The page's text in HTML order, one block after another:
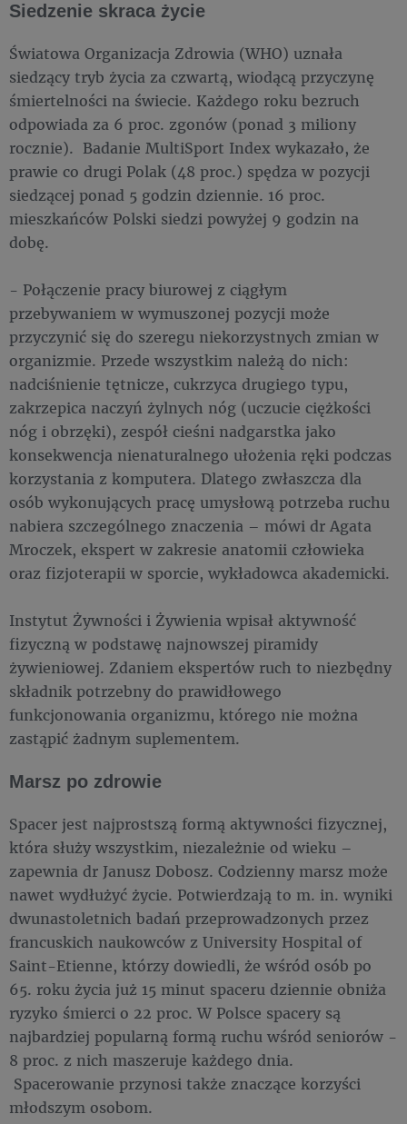
Siedzenie skraca życie
Światowa Organizacja Zdrowia (WHO) uznała
siedzący tryb życia za czwartą, wiodącą przyczynę
śmiertelności na świecie. Każdego roku bezruch
odpowiada za 6 proc. zgonów (ponad 3 miliony
rocznie). Badanie MultiSport Index wykazało, że
prawie co drugi Polak (48 proc.) spędza w pozycji
siedzącej ponad 5 godzin dziennie. 16 proc.
mieszkańców Polski siedzi powyżej 9 godzin na
dobę.
- Połączenie pracy biurowej z ciągłym
przebywaniem w wymuszonej pozycji może
przyczynić się do szeregu niekorzystnych zmian w
organizmie. Przede wszystkim należą do nich:
nadciśnienie tętnicze, cukrzyca drugiego typu,
zakrzepica naczyń żylnych nóg (uczucie ciężkości
nóg i obrzęki), zespół cieśni nadgarstka jako
konsekwencja nienaturalnego ułożenia ręki podczas
korzystania z komputera. Dlatego zwłaszcza dla
osób wykonujących pracę umysłową potrzeba ruchu
nabiera szczególnego znaczenia – mówi dr Agata
Mroczek, ekspert w zakresie anatomii człowieka
oraz fizjoterapii w sporcie, wykładowca akademicki.
Instytut Żywności i Żywienia wpisał aktywność
fizyczną w podstawę najnowszej piramidy
żywieniowej. Zdaniem ekspertów ruch to niezbędny
składnik potrzebny do prawidłowego
funkcjonowania organizmu, którego nie można
zastąpić żadnym suplementem.
Marsz po zdrowie
Spacer jest najprostszą formą aktywności fizycznej,
która służy wszystkim, niezależnie od wieku –
zapewnia dr Janusz Dobosz. Codzienny marsz może
nawet wydłużyć życie. Potwierdzają to m. in. wyniki
dwunastoletnich badań przeprowadzonych przez
francuskich naukowców z University Hospital of
Saint-Etienne, którzy dowiedli, że wśród osób po
65. roku życia już 15 minut spaceru dziennie obniża
ryzyko śmierci o 22 proc. W Polsce spacery są
najbardziej popularną formą ruchu wśród seniorów -
8 proc. z nich maszeruje każdego dnia.
Spacerowanie przynosi także znaczące korzyści
młodszym osobom.